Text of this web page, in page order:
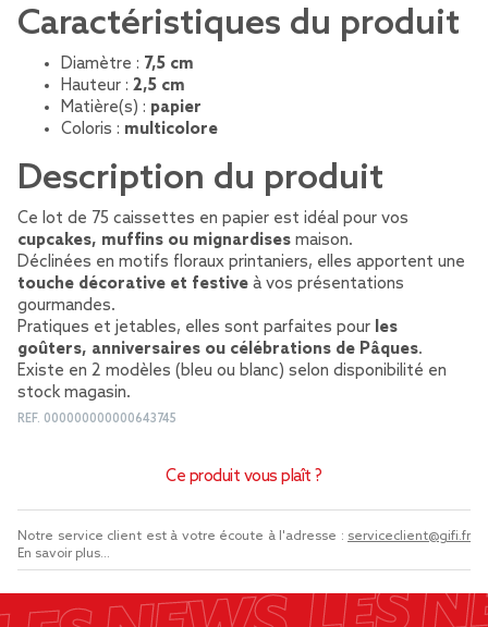
Caractéristiques du produit
Diamètre : 7,5 cm
Hauteur : 2,5 cm
Matière(s) : papier
Coloris : multicolore
Description du produit
Ce lot de 75 caissettes en papier est idéal pour vos
cupcakes, muffins ou mignardises maison.
Déclinées en motifs floraux printaniers, elles apportent une
touche décorative et festive à vos présentations
gourmandes.
Pratiques et jetables, elles sont parfaites pour les
goûters, anniversaires ou célébrations de Pâques.
Existe en 2 modèles (bleu ou blanc) selon disponibilité en
stock magasin.
REF. 000000000000643745
Ce produit vous plaît ?
Notre service client est à votre écoute à l'adresse : serviceclient@gifi.fr
En savoir plus...